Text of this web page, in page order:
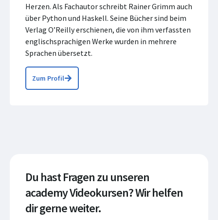
Herzen. Als Fachautor schreibt Rainer Grimm auch
über Python und Haskell. Seine Bücher sind beim
Verlag O’Reilly erschienen, die von ihm verfassten
englischsprachigen Werke wurden in mehrere
Sprachen übersetzt.
Zum Profil
Du hast Fragen zu unseren
academy Videokursen? Wir helfen
dir gerne weiter.